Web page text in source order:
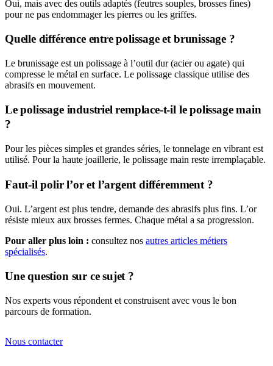
Oui, mais avec des outils adaptés (feutres souples, brosses fines)
pour ne pas endommager les pierres ou les griffes.
Quelle différence entre polissage et brunissage ?
Le brunissage est un polissage à l’outil dur (acier ou agate) qui
compresse le métal en surface. Le polissage classique utilise des
abrasifs en mouvement.
Le polissage industriel remplace-t-il le polissage main
?
Pour les pièces simples et grandes séries, le tonnelage en vibrant est
utilisé. Pour la haute joaillerie, le polissage main reste irremplaçable.
Faut-il polir l’or et l’argent différemment ?
Oui. L’argent est plus tendre, demande des abrasifs plus fins. L’or
résiste mieux aux brosses fermes. Chaque métal a sa progression.
Pour aller plus loin : consultez nos autres articles métiers
spécialisés.
Une question sur ce sujet ?
Nos experts vous répondent et construisent avec vous le bon
parcours de formation.
Nous contacter